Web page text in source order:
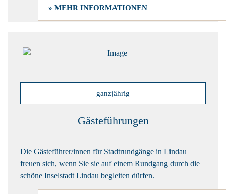
» MEHR INFORMATIONEN
ganzjährig
Gästeführungen
Die Gästeführer/innen für Stadtrundgänge in Lindau
freuen sich, wenn Sie sie auf einem Rundgang durch die
schöne Inselstadt Lindau begleiten dürfen.